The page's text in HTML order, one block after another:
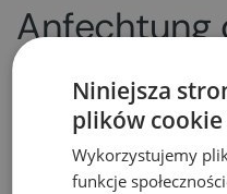
Anfechtung
Eko-Projekt
Wir möchten darauf
Niniejsza
plików cookie
Wykorzystujemy
funkcje